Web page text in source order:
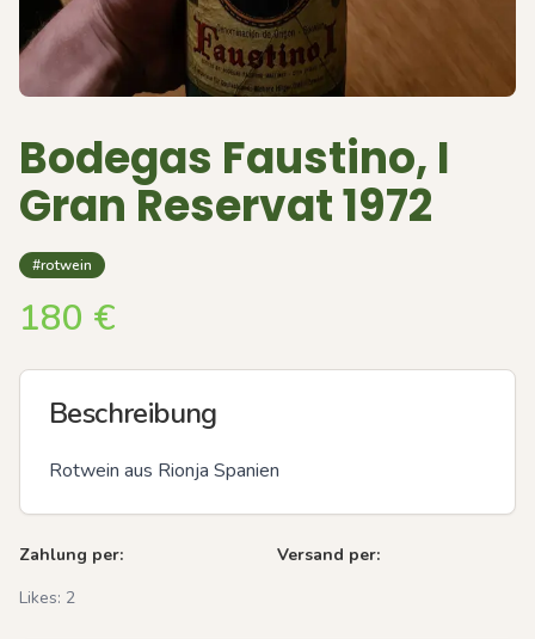
Bodegas Faustino, I
Gran Reservat 1972
#rotwein
180 €
Beschreibung
Rotwein aus Rionja Spanien
Zahlung per:
Versand per:
Likes: 2